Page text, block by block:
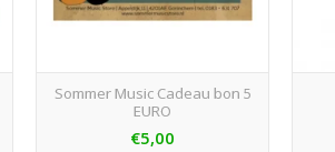
Sommer Music Cadeau bon 5
EURO
€5,00